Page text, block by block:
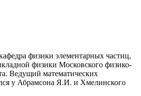
физики элементарных частиц,
физики Московского физико-
Ведущий математических
у Абрамсона Я.И. и Хмелинского